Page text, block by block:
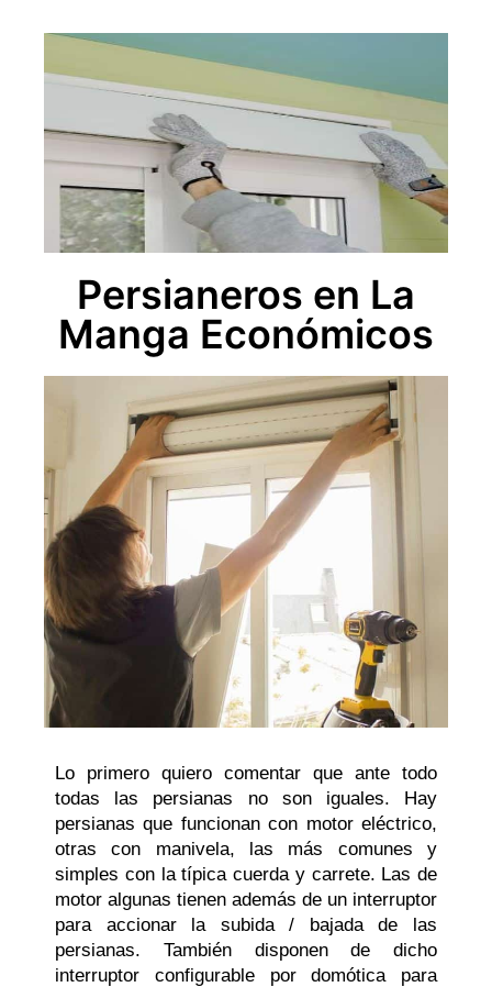
Persianeros en La
Manga Económicos
Lo primero quiero comentar que ante todo
todas las persianas no son iguales. Hay
persianas que funcionan con motor eléctrico,
otras con manivela, las más comunes y
simples con la típica cuerda y carrete. Las de
motor algunas tienen además de un interruptor
para accionar la subida / bajada de las
persianas. También disponen de dicho
interruptor configurable por domótica para